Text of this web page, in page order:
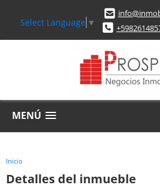
Select Language ▼
MENÚ
Inicio
Detalles del inmueble